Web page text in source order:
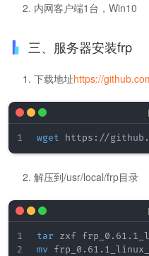
内网客户端1台，Win10
三、服务器安装frp
下载地址https://
wget
解压到/usr/local/frp目录
tar
mv